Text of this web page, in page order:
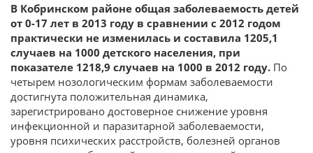
В Кобринском районе общая заболеваемость детей
от 0-17 лет в 2013 году в сравнении с 2012 годом
практически не изменилась и составила 1205,1
случаев на 1000 детского населения, при
показателе 1218,9 случаев на 1000 в 2012 году. По
четырем нозологическим формам заболеваемости
достигнута положительная динамика,
зарегистрировано достоверное снижение уровня
инфекционной и паразитарной заболеваемости,
уровня психических расстройств, болезней органов